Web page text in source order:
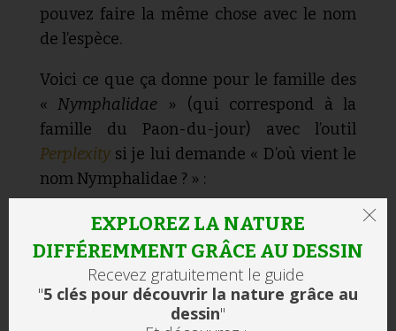
pouvez faire la même chose avec le nom
de l’espèce.
Voici ce que ça donne pour le famille des
«Nymphalidae » (qui correspond à la
famille du Paon-du-jour) avec l’outil
Perplexitysi je lui demande « D’où vient le
nom Nymphalidae ? » :
« Le nom « Nymphalidae » a une origine
intéressante liée à la mythologie grecque :
Étymologie
Le terme « Nymphalidae » dérive du mot
EXPLOREZ LA NATURE
DIFFÉREMMENT GRÂCE AU DESSIN
Recevez gratuitement le guide
"5 clés pour découvrir la nature grâce au
dessin"